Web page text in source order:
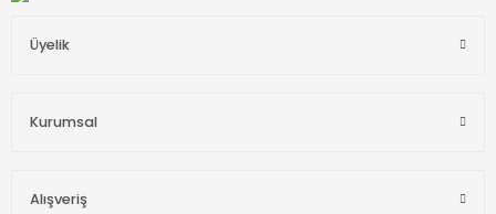
Üyelik
Kurumsal
Alışveriş